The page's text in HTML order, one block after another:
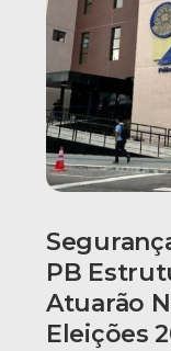
PB
Atuarão
Eleições